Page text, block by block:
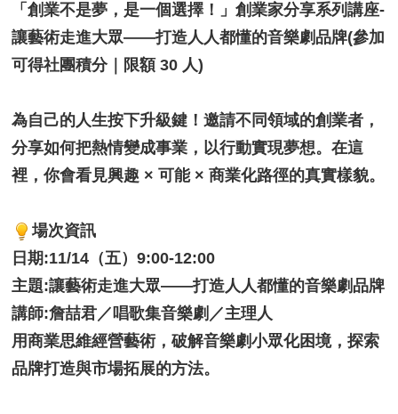
「創業不是夢，是一個選擇！」創業家分享系列講座-
讓藝術走進大眾——打造人人都懂的音樂劇品牌(參加
可得社團積分｜限額 30 人)
為自己的人生按下升級鍵！邀請不同領域的創業者，
分享如何把熱情變成事業，以行動實現夢想。在這
裡，你會看見興趣 × 可能 × 商業化路徑的真實樣貌。
場次資訊
日期:11/14（五）9:00-12:00
主題:讓藝術走進大眾——打造人人都懂的音樂劇品牌
講師:詹喆君／唱歌集音樂劇／主理人
用商業思維經營藝術，破解音樂劇小眾化困境，探索
品牌打造與市場拓展的方法。